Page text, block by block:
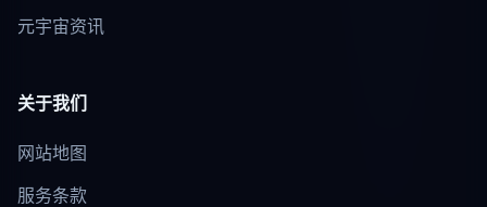
元宇宙资讯
关于我们
网站地图
服务条款